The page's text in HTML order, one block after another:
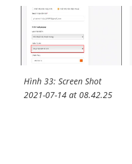
Hình 33: Screen Shot
2021-07-14 at 08.42.25